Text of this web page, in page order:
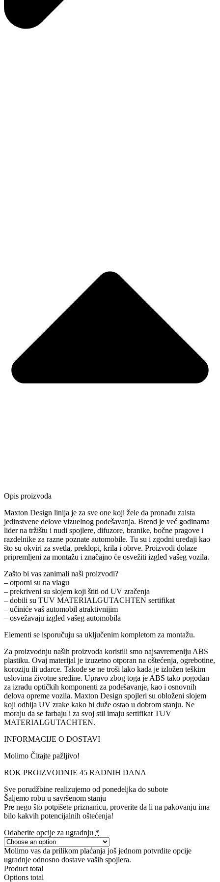
Opis proizvoda
Maxton Design linija je za sve one koji žele da pronađu zaista
jedinstvene delove vizuelnog podešavanja. Brend je već godinama
lider na tržištu i nudi spojlere, difuzore, branike, bočne pragove i
razdelnike za razne poznate automobile. Tu su i zgodni uređaji kao
što su okviri za svetla, preklopi, krila i obrve. Proizvodi dolaze
pripremljeni za montažu i značajno će osvežiti izgled vašeg vozila.
Zašto bi vas zanimali naši proizvodi?
– otporni su na vlagu
– prekriveni su slojem koji štiti od UV zračenja
– dobili su TUV MATERIALGUTACHTEN sertifikat
– učiniće vaš automobil atraktivnijim
– osvežavaju izgled vašeg automobila
Elementi se isporučuju sa uključenim kompletom za montažu.
Za proizvodnju naših proizvoda koristili smo najsavremeniju ABS
plastiku. Ovaj materijal je izuzetno otporan na oštećenja, ogrebotine,
koroziju ili udarce. Takođe se ne troši lako kada je izložen teškim
uslovima životne sredine. Upravo zbog toga je ABS tako pogodan
za izradu optičkih komponenti za podešavanje, kao i osnovnih
delova opreme vozila. Maxton Design spojleri su obloženi slojem
koji odbija UV zrake kako bi duže ostao u dobrom stanju. Ne
moraju da se farbaju i za svoj stil imaju sertifikat TUV
MATERIALGUTACHTEN.
INFORMACIJE O DOSTAVI
Molimo Čitajte pažljivo!
ROK PROIZVODNJE 45 RADNIH DANA
Sve porudžbine realizujemo od ponedeljka do subote
Šaljemo robu u savršenom stanju
Pre nego što potpišete priznanicu, proverite da li na pakovanju ima
bilo kakvih potencijalnih oštećenja!
Odaberite opcije za ugradnju *
Molimo vas da prilikom plaćanja još jednom potvrdite opcije
ugradnje odnosno dostave vaših spojlera.
Product total
Options total